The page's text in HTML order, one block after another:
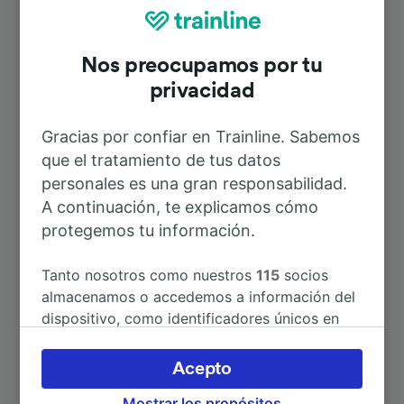
Mannheim
A París 2h 57min
A Bruselas 3h 40min
A Frankfurt (Main) Hbf
A Praga 7h 46min
A Estrasburgo 1h 8min
Nos preocupamos por tu
privacidad
Gracias por confiar en Trainline. Sabemos
que el tratamiento de tus datos
personales es una gran responsabilidad.
A continuación, te explicamos cómo
protegemos tu información.
Tanto nosotros como nuestros115 socios
almacenamos o accedemos a información del
dispositivo, como identificadores únicos en
Puedes aceptar o administrar tus preferencias
haciendo clic abajo, incluido el derecho de
Acepto